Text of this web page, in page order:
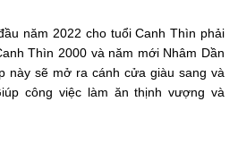
năm 2022 cho tuổi Canh Thìn phải
Thìn 2000 và năm mới Nhâm Dần
này sẽ mở ra cánh cửa giàu sang và
công việc làm ăn thịnh vượng và